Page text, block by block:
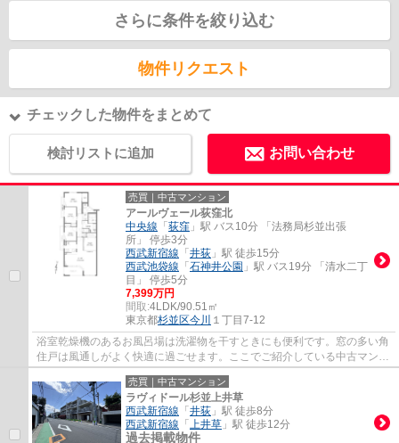
さらに条件を絞り込む
物件リクエスト
チェックした物件をまとめて
検討リストに追加 お問い合わせ
売買｜中古マンション
アールヴェール荻窪北
中央線 「 荻窪 」駅 バス10分 「法務局杉並出張
所」 停歩3分
西武新宿線 「 井荻 」駅 徒歩15分
西武池袋線 「 石神井公園 」駅 バス19分 「清水二丁
目」 停歩5分
7,399万円
間取:4LDK/90.51㎡
東京都杉並区今川 １丁目7-12
浴室乾燥機のあるお風呂場は洗濯物を干すときにも便利です。窓の多い角
住戸は風通しがよく快適に過ごせます。ここでご紹介している中古マンシ
ョンは、南向きです。利便性に優れ、家族...
売買｜中古マンション
ラヴィドール杉並上井草
西武新宿線 「 井荻 」駅 徒歩8分
西武新宿線 「 上井草 」駅 徒歩12分
過去掲載物件